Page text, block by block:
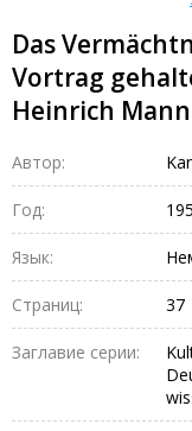
Das
Vortrag
Heinrich
Автор:
Год:
Язык:
Страниц: 37
Заглавие серии: